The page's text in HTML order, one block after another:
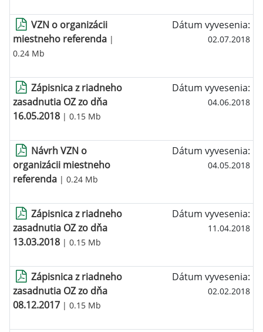
VZN o organizácii
miestneho referenda |
0.24 Mb
Dátum vyvesenia:
02.07.2018
Zápisnica z riadneho
zasadnutia OZ zo dňa
16.05.2018 | 0.15 Mb
Dátum vyvesenia:
04.06.2018
Návrh VZN o
organizácii miestneho
referenda | 0.24 Mb
Dátum vyvesenia:
04.05.2018
Zápisnica z riadneho
zasadnutia OZ zo dňa
13.03.2018 | 0.15 Mb
Dátum vyvesenia:
11.04.2018
Zápisnica z riadneho
zasadnutia OZ zo dňa
08.12.2017 | 0.15 Mb
Dátum vyvesenia:
02.02.2018